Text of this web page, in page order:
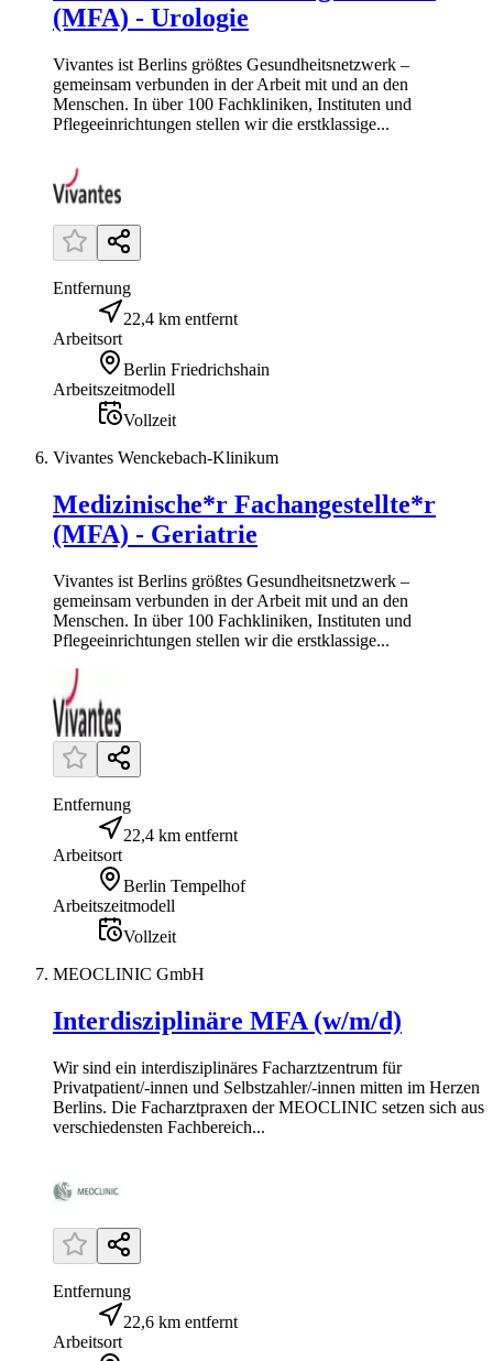
(MFA) - Urologie
Vivantes ist Berlins größtes Gesundheitsnetzwerk –
gemeinsam verbunden in der Arbeit mit und an den
Menschen. In über 100 Fachkliniken, Instituten und
Pflegeeinrichtungen stellen wir die erstklassige...
Entfernung
22,4 km entfernt
Arbeitsort
Berlin Friedrichshain
Arbeitszeitmodell
Vollzeit
Vivantes Wenckebach-Klinikum
Medizinische*r Fachangestellte*r
(MFA) - Geriatrie
Vivantes ist Berlins größtes Gesundheitsnetzwerk –
gemeinsam verbunden in der Arbeit mit und an den
Menschen. In über 100 Fachkliniken, Instituten und
Pflegeeinrichtungen stellen wir die erstklassige...
Entfernung
22,4 km entfernt
Arbeitsort
Berlin Tempelhof
Arbeitszeitmodell
Vollzeit
MEOCLINIC GmbH
Interdisziplinäre MFA (w/m/d)
Wir sind ein interdisziplinäres Facharztzentrum für
Privatpatient/-innen und Selbstzahler/-innen mitten im Herzen
Berlins. Die Facharztpraxen der MEOCLINIC setzen sich aus
verschiedensten Fachbereich...
Entfernung
22,6 km entfernt
Arbeitsort